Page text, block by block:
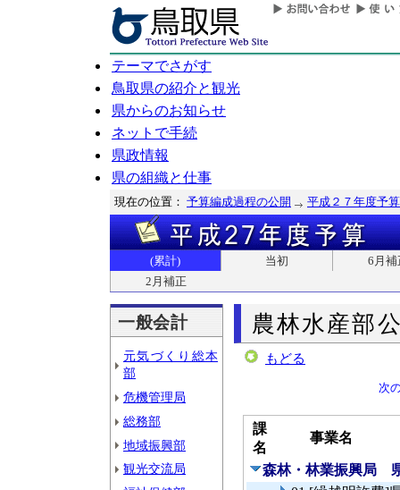
テーマでさがす
鳥取県の紹介と観光
県からのお知らせ
ネットで手続
県政情報
県の組織と仕事
現在の位置： 予算編成過程の公開 平成２７年度予算
(累計) 当初
6月補
2月補正
一般会計
元気づくり総本
部
危機管理局
総務部
地域振興部
観光交流局
農林水産部
もどる
次
課
名
事業名
森林・林業振興局